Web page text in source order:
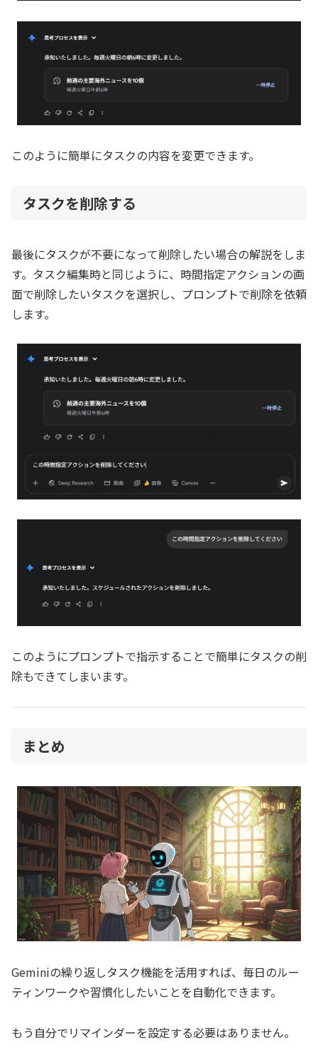
このように簡単にタスクの内容を変更できます。
タスクを削除する
最後にタスクが不要になって削除したい場合の解説をしま
す。タスク編集時と同じように、時間指定アクションの画
面で削除したいタスクを選択し、プロンプトで削除を依頼
します。
このようにプロンプトで指示することで簡単にタスクの削
除もできてしまいます。
まとめ
Geminiの繰り返しタスク機能を活用すれば、毎日のルー
ティンワークや習慣化したいことを自動化できます。
もう自分でリマインダーを設定する必要はありません。